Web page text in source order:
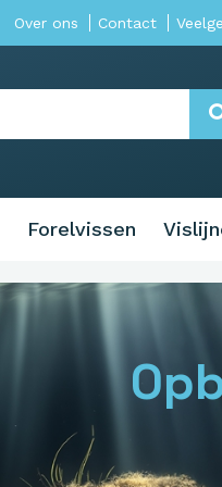
Over ons Contact
Forelvissen